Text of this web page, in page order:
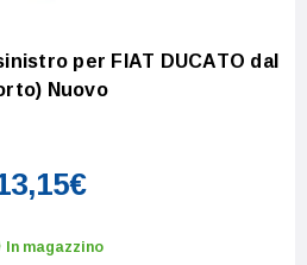
per FIAT DUCATO dal
Nuovo
In magazzino